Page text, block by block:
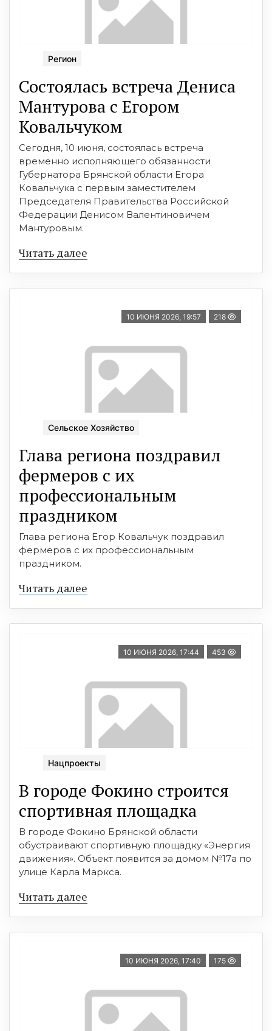
Регион
Состоялась встреча Дениса
Мантурова с Егором
Ковальчуком
Сегодня, 10 июня, состоялась встреча
временно исполняющего обязанности
Губернатора Брянской области Егора
Ковальчука с первым заместителем
Председателя Правительства Российской
Федерации Денисом Валентиновичем
Мантуровым.
Читать далее
10 ИЮНЯ 2026, 19:57 218
Сельское Хозяйство
Глава региона поздравил
фермеров с их
профессиональным
праздником
Глава региона Егор Ковальчук поздравил
фермеров с их профессиональным
праздником.
Читать далее
10 ИЮНЯ 2026, 17:44 453
Нацпроекты
В городе Фокино строится
спортивная площадка
В городе Фокино Брянской области
обустраивают спортивную площадку «Энергия
движения». Объект появится за домом №17а по
улице Карла Маркса.
Читать далее
10 ИЮНЯ 2026, 17:40 175